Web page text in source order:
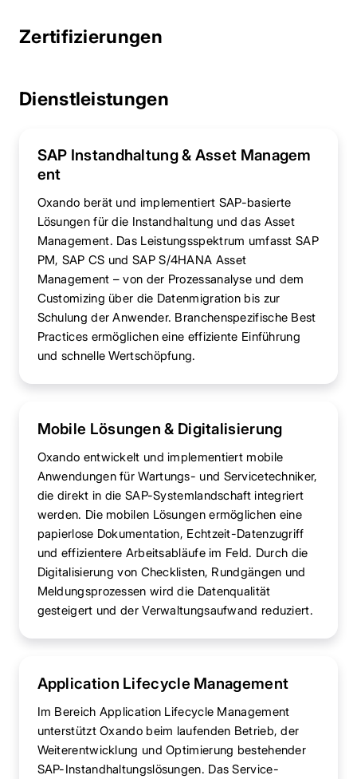
von der Prozessanalyse über die Systemkonzeption und
Management (ALM) und mobilen Anwendungen hilft
Oxando Unternehmen, ihre Asset-Management-Prozesse
Zertifizierungen
Dienstleistungen
SAP Instandhaltung & Asset Managem
ent
Oxando berät und implementiert SAP-basierte
Lösungen für die Instandhaltung und das Asset
Management. Das Leistungsspektrum umfasst SAP
PM, SAP CS und SAP S/4HANA Asset
Management – von der Prozessanalyse und dem
Customizing über die Datenmigration bis zur
Schulung der Anwender. Branchenspezifische Best
Practices ermöglichen eine effiziente Einführung
und schnelle Wertschöpfung.
Mobile Lösungen & Digitalisierung
Oxando entwickelt und implementiert mobile
Anwendungen für Wartungs- und Servicetechniker,
die direkt in die SAP-Systemlandschaft integriert
werden. Die mobilen Lösungen ermöglichen eine
papierlose Dokumentation, Echtzeit-Datenzugriff
und effizientere Arbeitsabläufe im Feld. Durch die
Digitalisierung von Checklisten, Rundgängen und
Meldungsprozessen wird die Datenqualität
gesteigert und der Verwaltungsaufwand reduziert.
Application Lifecycle Management
Im Bereich Application Lifecycle Management
unterstützt Oxando beim laufenden Betrieb, der
Weiterentwicklung und Optimierung bestehender
SAP-Instandhaltungslösungen. Das Service-